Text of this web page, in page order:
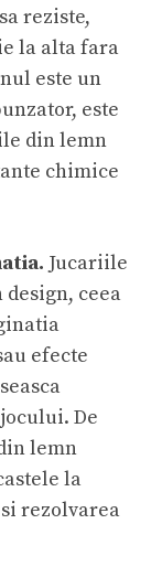
reziste,
la alta fara
este un
este
din lemn
chimice
Jucariile
ceea
efecte
De
lemn
la
rezolvarea